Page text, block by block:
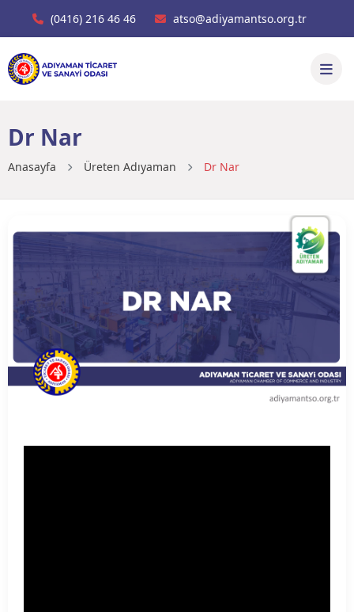
(0416) 216 46 46 atso@adiyamantso.org.tr
Dr Nar
Anasayfa Üreten Adıyaman Dr Nar